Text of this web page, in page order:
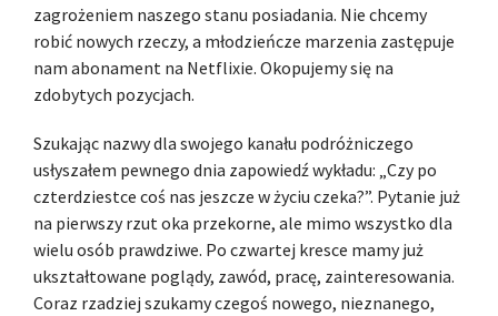
zagrożeniem naszego stanu posiadania. Nie chcemy
robić nowych rzeczy, a młodzieńcze marzenia zastępuje
nam abonament na Netflixie. Okopujemy się na
zdobytych pozycjach.
Szukając nazwy dla swojego kanału podróżniczego
usłyszałem pewnego dnia zapowiedź wykładu: „Czy po
czterdziestce coś nas jeszcze w życiu czeka?”. Pytanie już
na pierwszy rzut oka przekorne, ale mimo wszystko dla
wielu osób prawdziwe. Po czwartej kresce mamy już
ukształtowane poglądy, zawód, pracę, zainteresowania.
Coraz rzadziej szukamy czegoś nowego, nieznanego,